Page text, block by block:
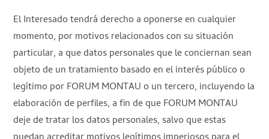
El Interesado tendrá derecho a oponerse en cualquier
momento, por motivos relacionados con su situación
particular, a que datos personales que le conciernan sean
objeto de un tratamiento basado en el interés público o
legítimo por FORUM MONTAU o un tercero, incluyendo la
elaboración de perfiles, a fin de que FORUM MONTAU
deje de tratar los datos personales, salvo que estas